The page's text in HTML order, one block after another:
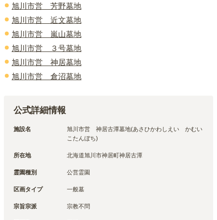
旭川市営 芳野墓地
旭川市営 近文墓地
旭川市営 嵐山墓地
旭川市営 ３号墓地
旭川市営 神居墓地
旭川市営 倉沼墓地
公式詳細情報
施設名
旭川市営　神居古潭墓地(あさひかわしえい　かむい
こたんぼち)
所在地 北海道旭川市神居町神居古潭
霊園種別 公営霊園
区画タイプ 一般墓
宗旨宗派 宗教不問